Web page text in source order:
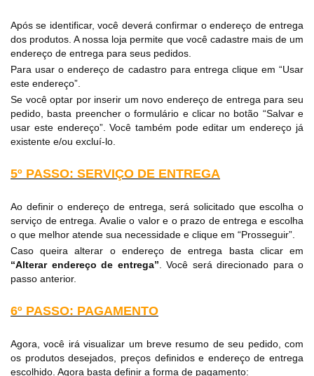
Após se identificar, você deverá confirmar o endereço de entrega
dos produtos. A nossa loja permite que você cadastre mais de um
endereço de entrega para seus pedidos.
Para usar o endereço de cadastro para entrega clique em “Usar
este endereço”.
Se você optar por inserir um novo endereço de entrega para seu
pedido, basta preencher o formulário e clicar no botão “Salvar e
usar este endereço”. Você também pode editar um endereço já
existente e/ou excluí-lo.
5º PASSO: SERVIÇO DE ENTREGA
Ao definir o endereço de entrega, será solicitado que escolha o
serviço de entrega. Avalie o valor e o prazo de entrega e escolha
o que melhor atende sua necessidade e clique em “Prosseguir”.
Caso queira alterar o endereço de entrega basta clicar em
“Alterar endereço de entrega” . Você será direcionado para o
passo anterior.
6º PASSO: PAGAMENTO
Agora, você irá visualizar um breve resumo de seu pedido, com
os produtos desejados, preços definidos e endereço de entrega
escolhido. Agora basta definir a forma de pagamento: